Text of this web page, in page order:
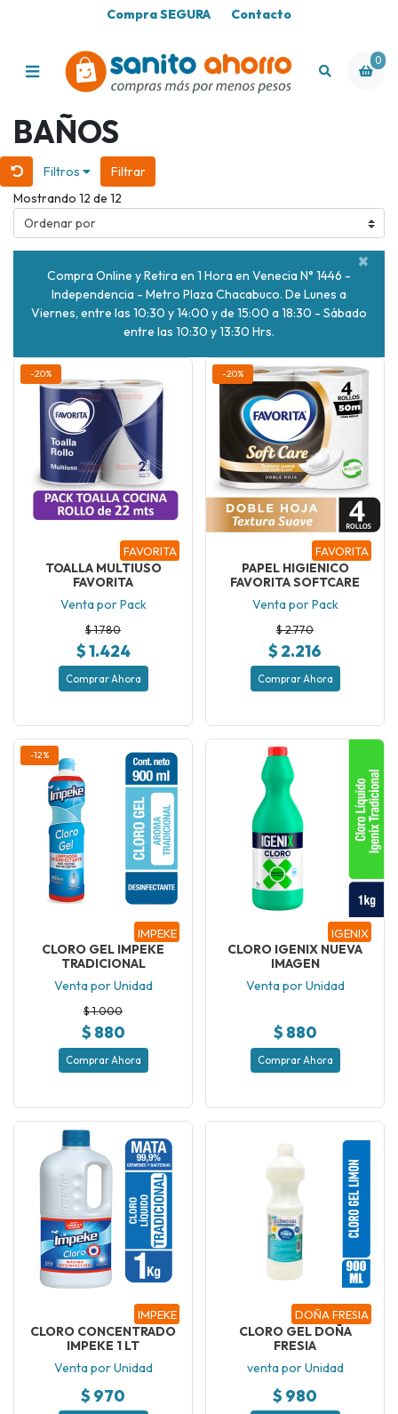
Compra SEGURA Contacto
0
BAÑOS
Filtros
Filtrar
Mostrando 12 de 12
Compra Online y Retira en 1 Hora en Venecia N° 1446 -
Independencia - Metro Plaza Chacabuco. De Lunes a
Viernes, entre las 10:30 y 14:00 y de 15:00 a 18:30 - Sábado
entre las 10:30 y 13:30 Hrs.
×
-20%
FAVORITA
TOALLA MULTIUSO
FAVORITA
Venta por Pack
$ 1.780
$ 1.424
Comprar Ahora
-20%
FAVORITA
PAPEL HIGIENICO
FAVORITA SOFTCARE
Venta por Pack
$ 2.770
$ 2.216
Comprar Ahora
-12%
IMPEKE
CLORO GEL IMPEKE
TRADICIONAL
Venta por Unidad
$ 1.000
$ 880
Comprar Ahora
IGENIX
CLORO IGENIX NUEVA
IMAGEN
Venta por Unidad
$ 880
Comprar Ahora
IMPEKE
CLORO CONCENTRADO
IMPEKE 1 LT
Venta por Unidad
$ 970
DOÑA FRESIA
CLORO GEL DOÑA
FRESIA
venta por Unidad
$ 980